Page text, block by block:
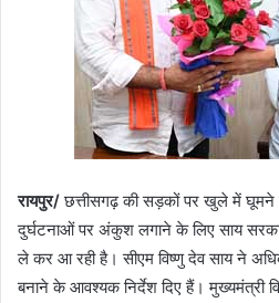
रायपुर/छत्तीसगढ़ की सड़कों पर खुले में घूमने
दुर्घटनाओं पर अंकुश लगाने के लिए साय
ले कर आ रही है। सीएम विष्णु देव साय ने
बनाने के आवश्यक निर्देश दिए हैं। मुख्यमंत्री